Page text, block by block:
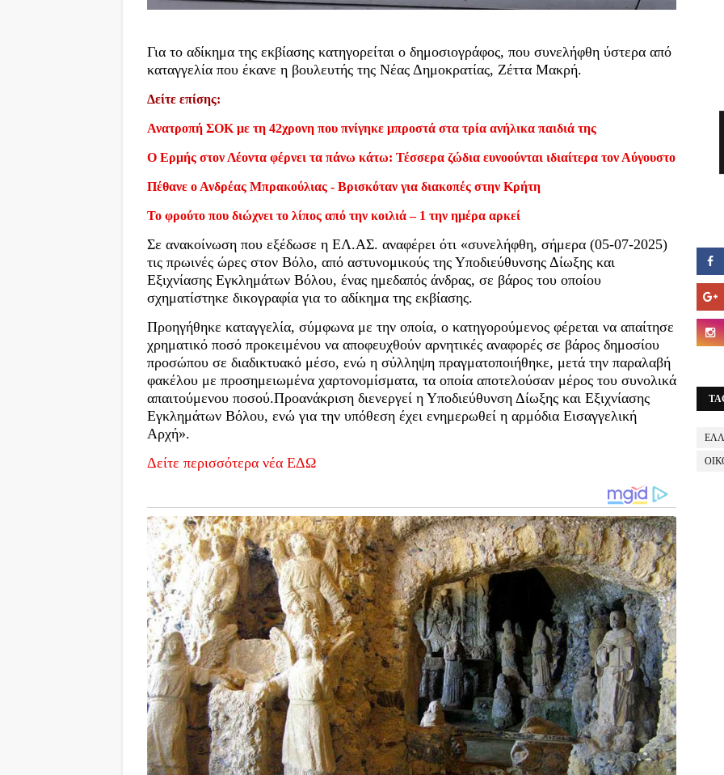
Για το αδίκημα της εκβίασης κατηγορείται ο δημοσιογράφος, που συνελήφθη ύστερα από
καταγγελία που έκανε η βουλευτής της Νέας Δημοκρατίας, Ζέττα Μακρή.
Δείτε επίσης:
Ανατροπή ΣΟΚ με τη 42χρονη που πνίγηκε μπροστά στα τρία ανήλικα παιδιά της
Ο Ερμής στον Λέοντα φέρνει τα πάνω κάτω: Τέσσερα ζώδια ευνοούνται ιδιαίτερα τον Αύγουστο
Πέθανε ο Ανδρέας Μπρακούλιας - Βρισκόταν για διακοπές στην Κρήτη
Το φρούτο που διώχνει το λίπος από την κοιλιά – 1 την ημέρα αρκεί
Σε ανακοίνωση που εξέδωσε η ΕΛ.ΑΣ. αναφέρει ότι «συνελήφθη, σήμερα (05-07-2025)
τις πρωινές ώρες στον Βόλο, από αστυνομικούς της Υποδιεύθυνσης Δίωξης και
Εξιχνίασης Εγκλημάτων Βόλου, ένας ημεδαπός άνδρας, σε βάρος του οποίου
σχηματίστηκε δικογραφία για το αδίκημα της εκβίασης.
Προηγήθηκε καταγγελία, σύμφωνα με την οποία, ο κατηγορούμενος φέρεται να απαίτησε
χρηματικό ποσό προκειμένου να αποφευχθούν αρνητικές αναφορές σε βάρος δημοσίου
προσώπου σε διαδικτυακό μέσο, ενώ η σύλληψη πραγματοποιήθηκε, μετά την παραλαβή
φακέλου με προσημειωμένα χαρτονομίσματα, τα οποία αποτελούσαν μέρος του συνολικά
απαιτούμενου ποσού.Προανάκριση διενεργεί η Υποδιεύθυνση Δίωξης και Εξιχνίασης
Εγκλημάτων Βόλου, ενώ για την υπόθεση έχει ενημερωθεί η αρμόδια Εισαγγελική
Αρχή».
Δείτε περισσότερα νέα ΕΔΩ